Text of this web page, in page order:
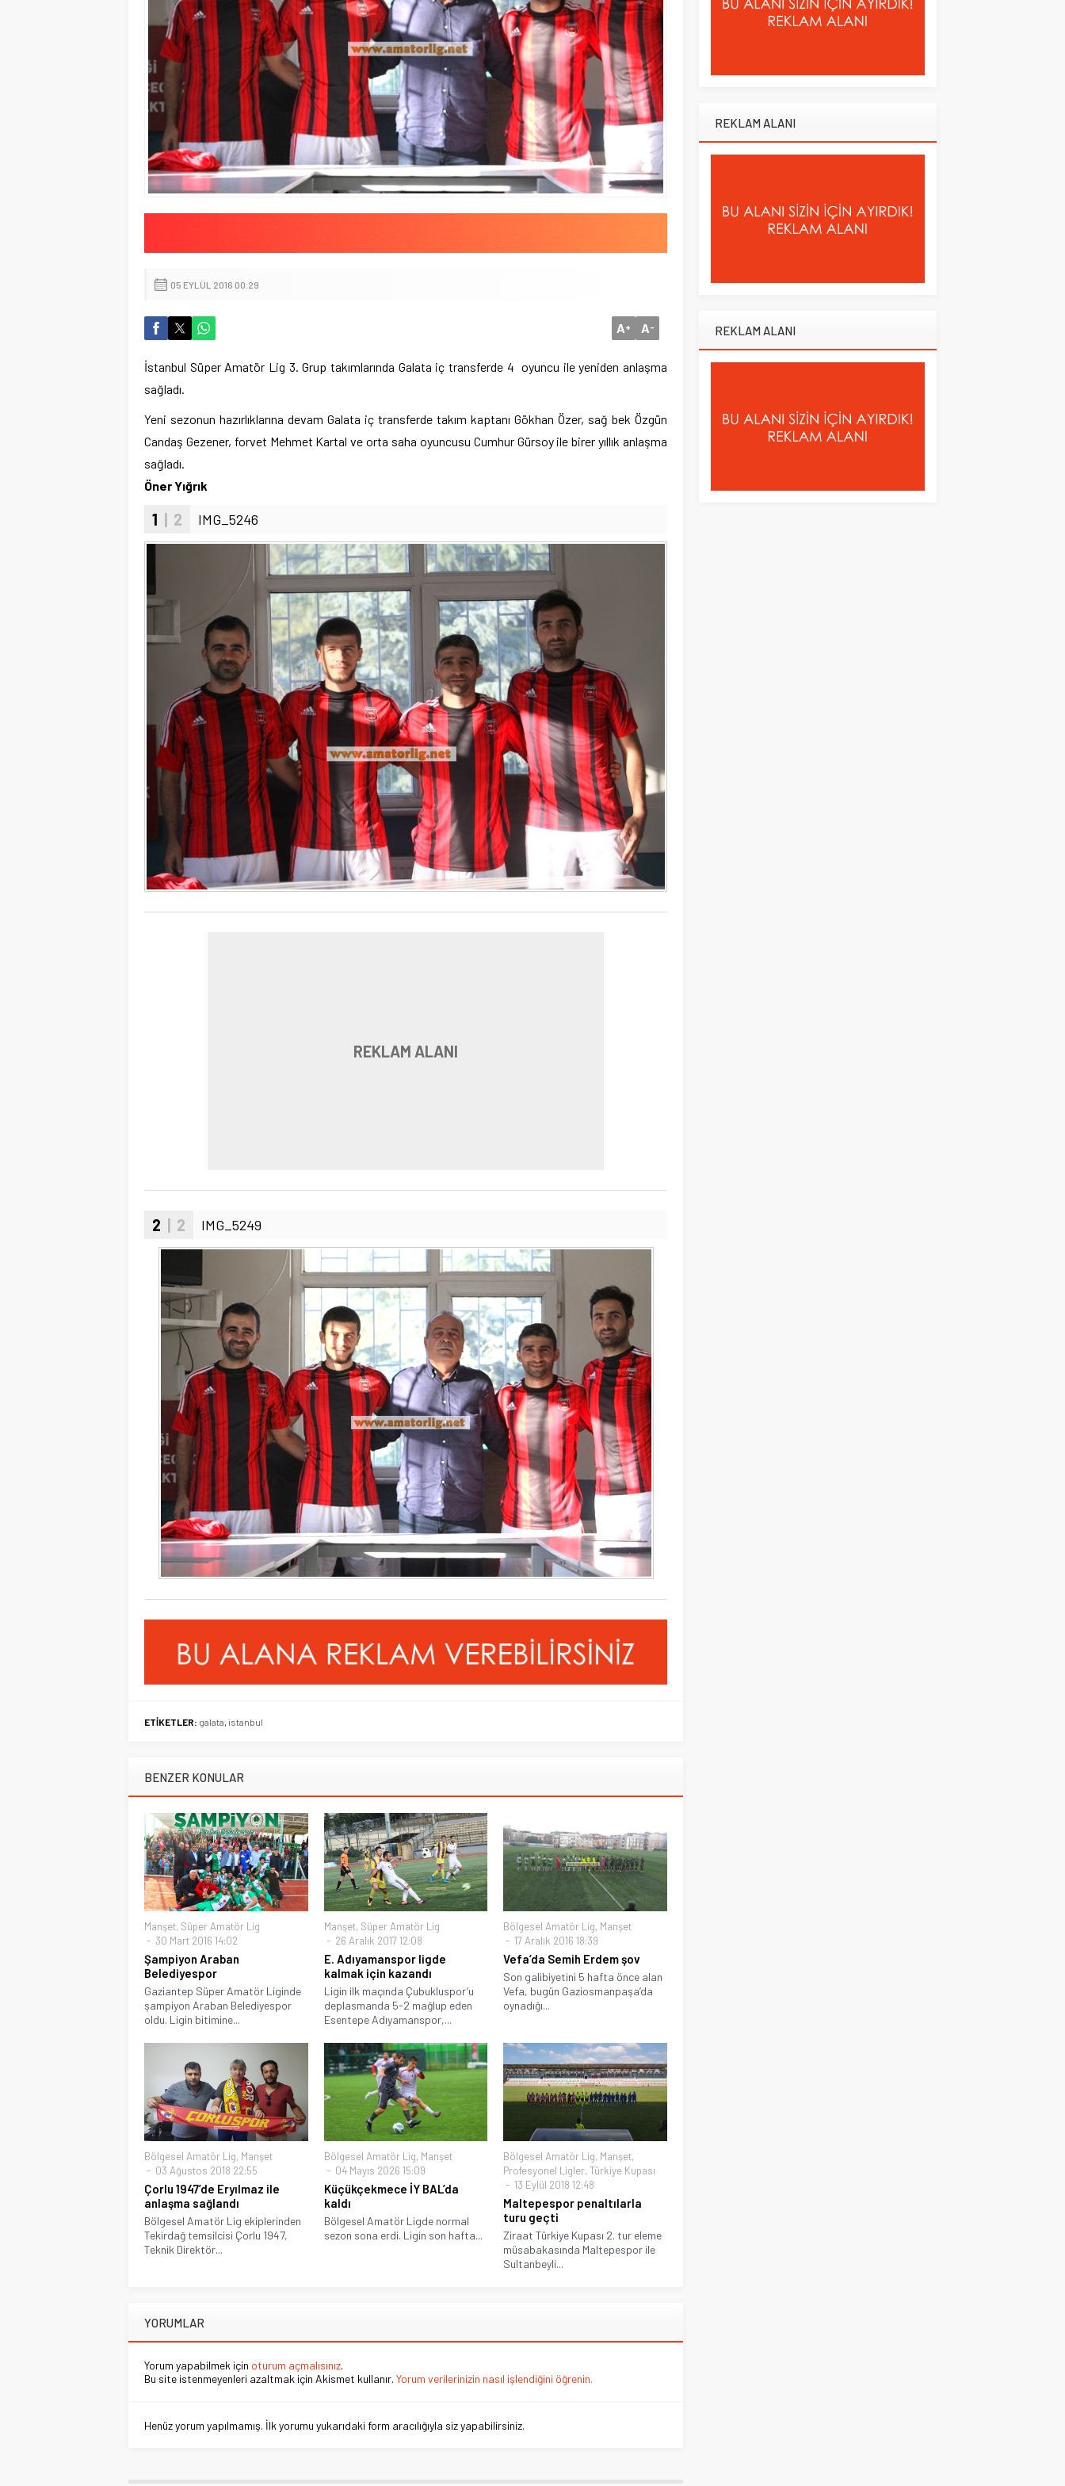
05 EYLÜL 2016 00:29
A+ A-
İstanbul Süper Amatör Lig 3. Grup takımlarında Galata iç transferde 4 oyuncu ile yeniden anlaşma
sağladı.
Yeni sezonun hazırlıklarına devam Galata iç transferde takım kaptanı Gökhan Özer, sağ bek Özgün
Candaş Gezener, forvet Mehmet Kartal ve orta saha oyuncusu Cumhur Gürsoy ile birer yıllık anlaşma
sağladı.
Öner Yığrık
1 | 2 IMG_5246
REKLAM ALANI
2 | 2 IMG_5249
ETİKETLER: galata istanbul
BENZER KONULAR
Manşet, Süper Amatör Lig
30 Mart 2016 14:02
Şampiyon Araban
Belediyespor
Gaziantep Süper Amatör Liginde
şampiyon Araban Belediyespor
oldu. Ligin bitimine...
Manşet, Süper Amatör Lig
26 Aralık 2017 12:08
E. Adıyamanspor ligde
kalmak için kazandı
Ligin ilk maçında Çubukluspor’u
deplasmanda 5-2 mağlup eden
Esentepe Adıyamanspor,...
Bölgesel Amatör Lig, Manşet
17 Aralık 2016 18:39
Vefa’da Semih Erdem şov
Son galibiyetini 5 hafta önce alan
Vefa, bugün Gaziosmanpaşa’da
oynadığı...
Bölgesel Amatör Lig, Manşet
03 Ağustos 2018 22:55
Çorlu 1947’de Eryılmaz ile
anlaşma sağlandı
Bölgesel Amatör Lig ekiplerinden
Tekirdağ temsilcisi Çorlu 1947,
Teknik Direktör...
Bölgesel Amatör Lig, Manşet
04 Mayıs 2026 15:09
Küçükçekmece İY BAL’da
kaldı
Bölgesel Amatör Ligde normal
sezon sona erdi. Ligin son hafta...
Bölgesel Amatör Lig, Manşet,
Profesyonel Ligler,Türkiye Kupası
13 Eylül 2018 12:48
Maltepespor penaltılarla
turu geçti
Ziraat Türkiye Kupası 2. tur eleme
müsabakasında Maltepespor ile
Sultanbeyli...
YORUMLAR
Yorum yapabilmek için oturum açmalısınız.
Bu site istenmeyenleri azaltmak için Akismet kullanır. Yorum verilerinizin nasıl işlendiğini öğrenin.
Henüz yorum yapılmamış. İlk yorumu yukarıdaki form aracılığıyla siz yapabilirsiniz.
REKLAM ALANI
REKLAM ALANI